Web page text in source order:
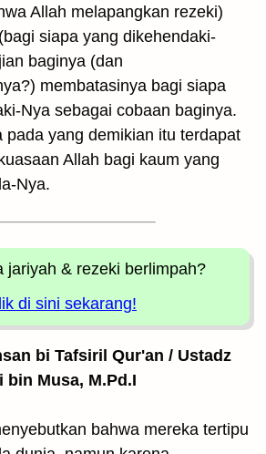
Allah melapangkan rezeki)
siapa yang dikehendaki-
baginya (dan
membatasinya bagi siapa
Nya sebagai cobaan baginya.
pada yang demikian itu terdapat
Allah bagi kaum yang
Nya.
jariyah & rezeki berlimpah?
di sini sekarang!
bi Tafsiril Qur'an / Ustadz
bin Musa, M.Pd.I
bahwa mereka tertipu